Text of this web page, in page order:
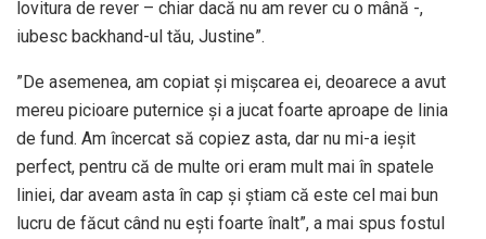
lovitura de rever – chiar dacă nu am rever cu o mână -,
iubesc backhand-ul tău, Justine”.
”De asemenea, am copiat şi mişcarea ei, deoarece a avut
mereu picioare puternice şi a jucat foarte aproape de linia
de fund. Am încercat să copiez asta, dar nu mi-a ieşit
perfect, pentru că de multe ori eram mult mai în spatele
liniei, dar aveam asta în cap şi ştiam că este cel mai bun
lucru de făcut când nu eşti foarte înalt”, a mai spus fostul